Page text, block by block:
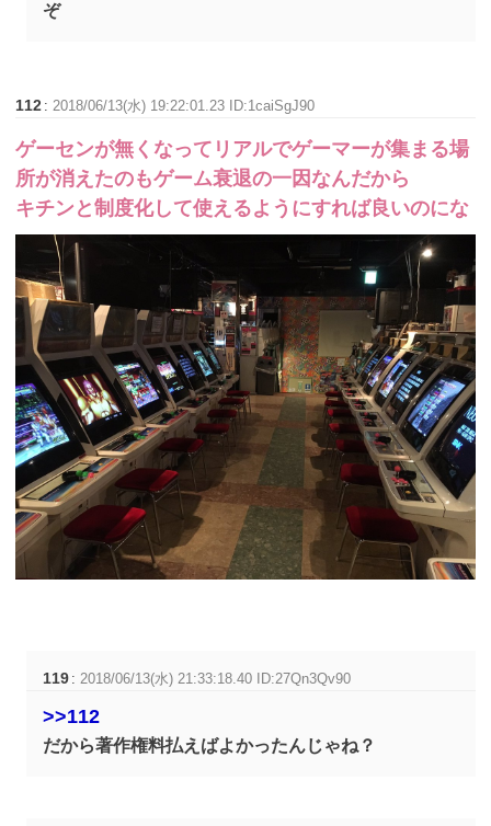
ぞ
112 :2018/06/13(水) 19:22:01.23 ID:1caiSgJ90
ゲーセンが無くなってリアルでゲーマーが集まる場
所が消えたのもゲーム衰退の一因なんだから
キチンと制度化して使えるようにすれば良いのにな
119 : 2018/06/13(水) 21:33:18.40 ID:27Qn3Qv90
>>112
だから著作権料払えばよかったんじゃね？